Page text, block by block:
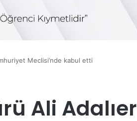
Meclisi’nde kabul etti
Ali Adalıer